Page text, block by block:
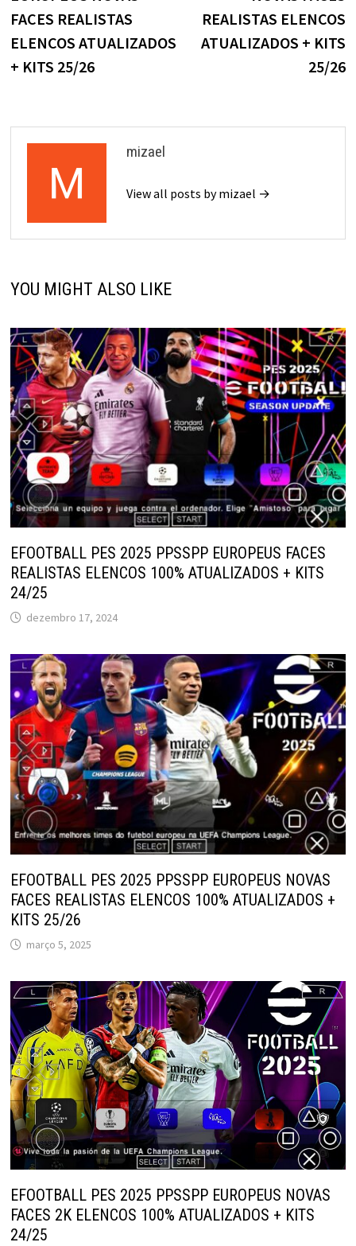
FACES REALISTAS
ELENCOS ATUALIZADOS
+ KITS 25/26
REALISTAS ELENCOS
ATUALIZADOS + KITS
25/26
mizael
View all posts by mizael →
YOU MIGHT ALSO LIKE
EFOOTBALL PES 2025 PPSSPP EUROPEUS FACES
REALISTAS ELENCOS 100% ATUALIZADOS + KITS
24/25
dezembro 17, 2024
EFOOTBALL PES 2025 PPSSPP EUROPEUS NOVAS
FACES REALISTAS ELENCOS 100% ATUALIZADOS +
KITS 25/26
março 5, 2025
EFOOTBALL PES 2025 PPSSPP EUROPEUS NOVAS
FACES 2K ELENCOS 100% ATUALIZADOS + KITS
24/25